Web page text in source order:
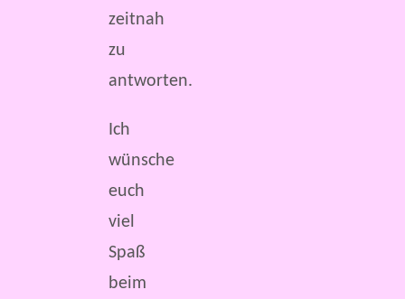
zeitnah
zu
antworten.
Ich
wünsche
euch
viel
Spaß
beim